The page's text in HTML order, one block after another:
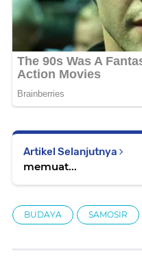
Artikel Selanjutnya
memuat...
BUDAYA SAMOSIR